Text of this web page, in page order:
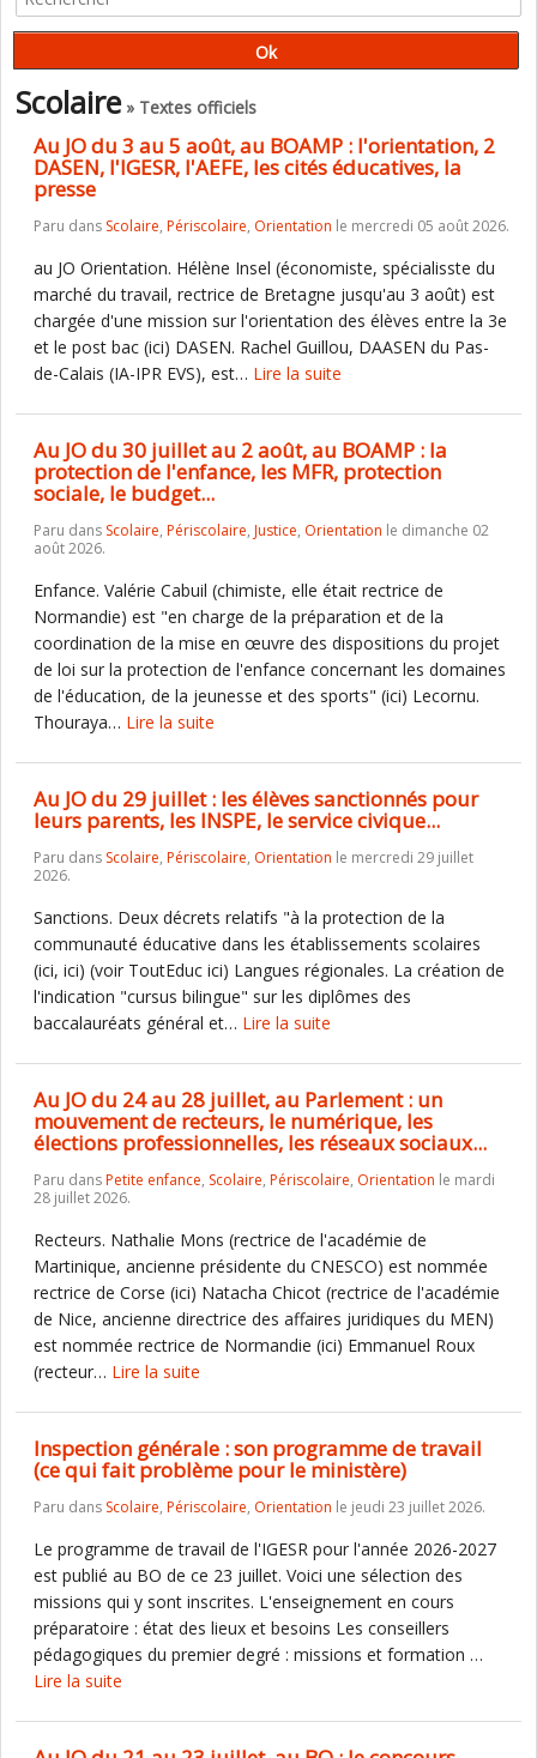
Scolaire» Textes officiels
Au JO du 3 au 5 août, au BOAMP : l'orientation, 2
DASEN, l'IGESR, l'AEFE, les cités éducatives, la
presse
Paru dans Scolaire, Périscolaire, Orientation le mercredi 05 août 2026.
au JO Orientation. Hélène Insel (économiste, spécialisste du
marché du travail, rectrice de Bretagne jusqu'au 3 août) est
chargée d'une mission sur l'orientation des élèves entre la 3e
et le post bac (ici) DASEN. Rachel Guillou, DAASEN du Pas-
de-Calais (IA-IPR EVS), est… Lire la suite
Au JO du 30 juillet au 2 août, au BOAMP : la
protection de l'enfance, les MFR, protection
sociale, le budget...
Paru dans Scolaire, Périscolaire, Justice, Orientation le dimanche 02
août 2026.
Enfance. Valérie Cabuil (chimiste, elle était rectrice de
Normandie) est "en charge de la préparation et de la
coordination de la mise en œuvre des dispositions du projet
de loi sur la protection de l'enfance concernant les domaines
de l'éducation, de la jeunesse et des sports" (ici) Lecornu.
Thouraya… Lire la suite
Au JO du 29 juillet : les élèves sanctionnés pour
leurs parents, les INSPE, le service civique...
Paru dans Scolaire, Périscolaire, Orientation le mercredi 29 juillet
2026.
Sanctions. Deux décrets relatifs "à la protection de la
communauté éducative dans les établissements scolaires
(ici, ici) (voir ToutEduc ici) Langues régionales. La création de
l'indication "cursus bilingue" sur les diplômes des
baccalauréats général et… Lire la suite
Au JO du 24 au 28 juillet, au Parlement : un
mouvement de recteurs, le numérique, les
élections professionnelles, les réseaux sociaux...
Paru dansPetite enfance, Scolaire, Périscolaire, Orientation le mardi
28 juillet 2026.
Recteurs. Nathalie Mons (rectrice de l'académie de
Martinique, ancienne présidente du CNESCO) est nommée
rectrice de Corse (ici) Natacha Chicot (rectrice de l'académie
de Nice, ancienne directrice des affaires juridiques du MEN)
est nommée rectrice de Normandie (ici) Emmanuel Roux
(recteur… Lire la suite
Inspection générale : son programme de travail
(ce qui fait problème pour le ministère)
Paru dans Scolaire, Périscolaire, Orientation le jeudi 23 juillet 2026.
Le programme de travail de l'IGESR pour l'année 2026-2027
est publié au BO de ce 23 juillet. Voici une sélection des
missions qui y sont inscrites. L'enseignement en cours
préparatoire : état des lieux et besoins Les conseillers
pédagogiques du premier degré : missions et formation …
Lire la suite